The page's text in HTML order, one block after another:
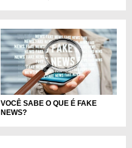
VOCÊ SABE O QUE É FAKE
NEWS?